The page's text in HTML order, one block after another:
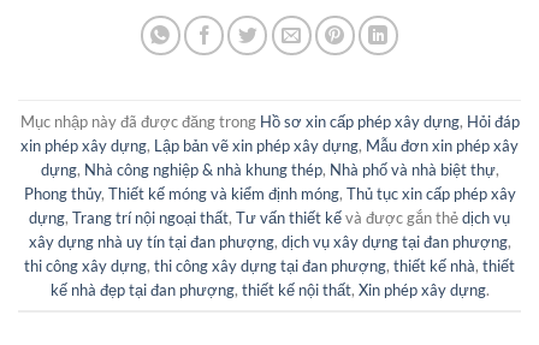
Mục nhập này đã được đăng trong Hồ sơ xin cấp phép xây dựng, Hỏi đáp
xin phép xây dựng, Lập bản vẽ xin phép xây dựng, Mẫu đơn xin phép xây
dựng, Nhà công nghiệp & nhà khung thép, Nhà phố và nhà biệt thự,
Phong thủy, Thiết kế móng và kiểm định móng, Thủ tục xin cấp phép xây
dựng, Trang trí nội ngoại thất, Tư vấn thiết kếvà được gắn thẻdịch vụ
xây dựng nhà uy tín tại đan phượng, dịch vụ xây dựng tại đan phượng,
thi công xây dựng, thi công xây dựng tại đan phượng, thiết kế nhà, thiết
kế nhà đẹp tại đan phượng, thiết kế nội thất, Xin phép xây dựng.